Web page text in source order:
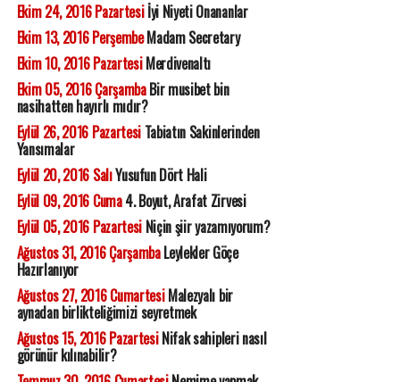
Ekim 24, 2016 Pazartesiİyi Niyeti Onananlar
Ekim 13, 2016 PerşembeMadam Secretary
Ekim 10, 2016 PazartesiMerdivenaltı
Ekim 05, 2016 ÇarşambaBir musibet bin
nasihatten hayırlı mıdır?
Eylül 26, 2016 PazartesiTabiatın Sakinlerinden
Yansımalar
Eylül 20, 2016 SalıYusufun Dört Hali
Eylül 09, 2016 Cuma4. Boyut, Arafat Zirvesi
Eylül 05, 2016 PazartesiNiçin şiir yazamıyorum?
Ağustos 31, 2016 ÇarşambaLeylekler Göçe
Hazırlanıyor
Ağustos 27, 2016 CumartesiMalezyalı bir
aynadan birlikteliğimizi seyretmek
Ağustos 15, 2016 PazartesiNifak sahipleri nasıl
görünür kılınabilir?